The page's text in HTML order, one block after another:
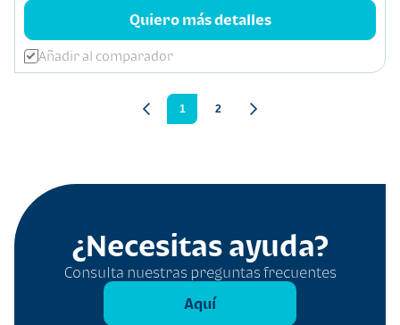
Quiero más detalles
Añadir al comparador
1 2
¿Necesitas ayuda?
Consulta nuestras preguntas frecuentes
Aquí